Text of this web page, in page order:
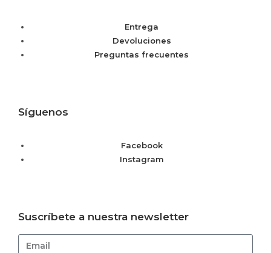
Entrega
Devoluciones
Preguntas frecuentes
Síguenos
Facebook
Instagram
Suscríbete a nuestra newsletter